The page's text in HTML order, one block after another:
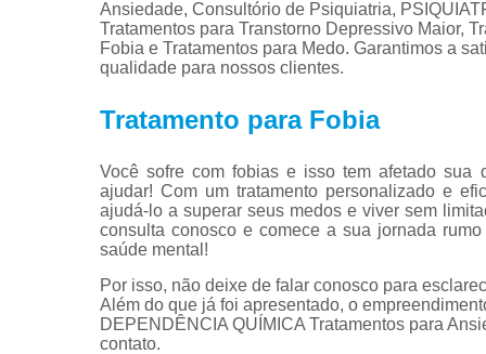
Ansiedade, Consultório de Psiquiatria,
Tratamentos para Transtorno Depressivo Maior,
Fobia e Tratamentos para Medo. Garantimos a
qualidade para nossos clientes.
Tratamento para Fobia
Você sofre com fobias e isso tem afetado sua
ajudar! Com um tratamento personalizado e
ajudá-lo a superar seus medos e viver sem
consulta conosco e comece a sua jornada
saúde mental!
Por isso, não deixe de falar conosco para
Além do que já foi apresentado, o
DEPENDÊNCIA QUÍMICA Tratamentos para
contato.